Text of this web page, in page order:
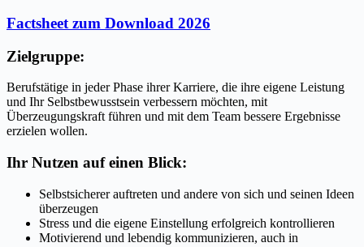
Factsheet zum Download 2026
Zielgruppe:
Berufstätige in jeder Phase ihrer Karriere, die ihre eigene Leistung
und Ihr Selbstbewusstsein verbessern möchten, mit
Überzeugungskraft führen und mit dem Team bessere Ergebnisse
erzielen wollen.
Ihr Nutzen auf einen Blick:
Selbstsicherer auftreten und andere von sich und seinen Ideen
überzeugen
Stress und die eigene Einstellung erfolgreich kontrollieren
Motivierend und lebendig kommunizieren, auch in